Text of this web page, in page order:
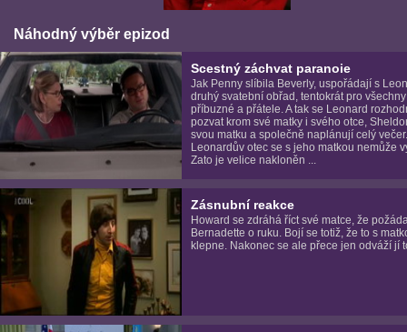
Náhodný výběr epizod
Scestný záchvat paranoie
Jak Penny slíbila Beverly, uspořádají s
druhý svatební obřad, tentokrát pro všechny
příbuzné a přátele. A tak se Leonard
pozvat krom své matky i svého otce,
svou matku a společně naplánují celý
Leonardův otec se s jeho matkou nemůže
Zato je velice nakloněn ...
Zásnubní reakce
Howard se zdráhá říct své matce, že
Bernadette o ruku. Bojí se totiž, že to s
klepne. Nakonec se ale přece jen odváží jí